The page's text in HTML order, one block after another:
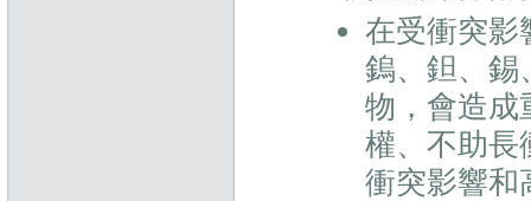
在受衝突影
鎢、鉭、錫
物，會造成
權、不助長
衝突影響和